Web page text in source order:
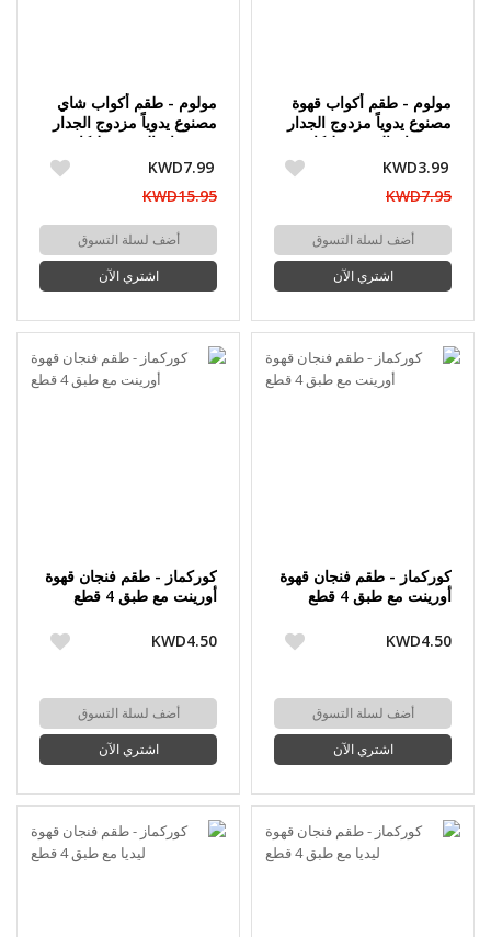
مولوم - طقم أكواب قهوة
مصنوع يدوياً مزدوج الجدار
مل 6 حبة
KWD3.99
KWD7.95
أضف لسلة التسوق
اشتري الآن
مولوم - طقم أكواب شاي
مصنوع يدوياً مزدوج الجدار
من زجاج البوروسيليكات
KWD7.99
KWD15.95
أضف لسلة التسوق
اشتري الآن
كوركماز - طقم فنجان قهوة
أورينت مع طبق 4 قطع
KWD4.50
أضف لسلة التسوق
اشتري الآن
كوركماز - طقم فنجان قهوة
أورينت مع طبق 4 قطع
KWD4.50
أضف لسلة التسوق
اشتري الآن